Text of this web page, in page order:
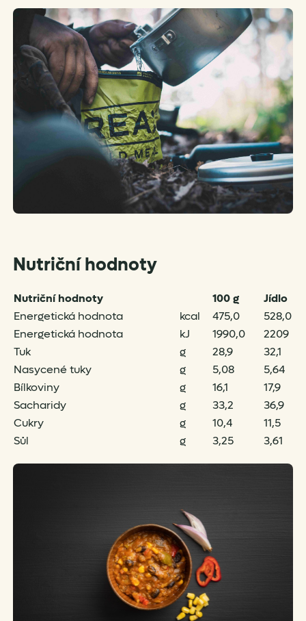
Nutriční hodnoty
Nutriční hodnoty 100 g
Jídlo
Energetická hodnota
kcal 475,0
528,0
Energetická hodnota
kJ 1990,0
2209
Tuk
g 28,9
32,1
Nasycené tuky
g 5,08
5,64
Bílkoviny
g 16,1
17,9
Sacharidy
g 33,2
36,9
Cukry
g 10,4
11,5
Sůl
g 3,25 3,61